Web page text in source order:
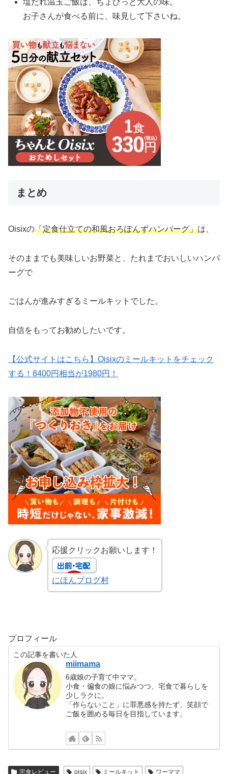
お子さんが食べる前に、味見して下さいね。
まとめ
Oisixの「定食仕立ての和風おろぽんずハンバーグ」は、
そのままでも美味しいお野菜と、たれまでおいしいハンバ
ーグで
ごはんが進みすぎるミールキットでした。
自信をもってお勧めしたいです。
【公式サイトはこちら】Oisixのミールキットをチェック
する！8400円相当が1980円！
応援クリックお願いします！
にほんブログ村
プロフィール
この記事を書いた人
miimama
6歳娘の子育て中ママ。
小食・偏食の娘に悩みつつ、宅食で暮らしを
少しラクに。
「作らないこと」に罪悪感を持たず、笑顔で
ご飯を囲める毎日を目指しています。
宅食レビュー oisix ミールキット
ワーママ